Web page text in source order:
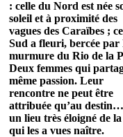
: celle du Nord est née
soleil et à proximité des
vagues des Caraïbes ;
Sud a fleuri, bercée par
murmure du Rio de la
Deux femmes qui
même passion. Leur
rencontre ne peut être
attribuée qu’au
un lieu très éloigné de
qui les a vues naître.